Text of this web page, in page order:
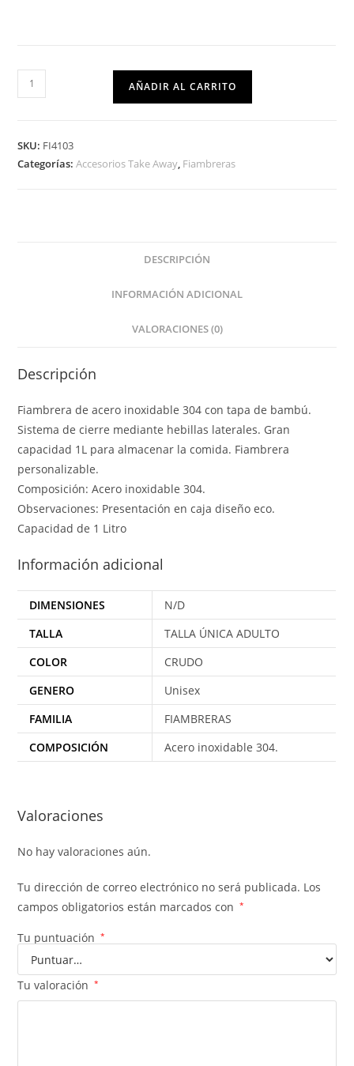
AÑADIR AL CARRITO
SKU: FI4103
Categorías:Accesorios Take Away Fiambreras
DESCRIPCIÓN
INFORMACIÓN ADICIONAL
VALORACIONES (0)
Descripción
Fiambrera de acero inoxidable 304 con tapa de bambú.
Sistema de cierre mediante hebillas laterales. Gran
capacidad 1L para almacenar la comida. Fiambrera
personalizable.
Composición: Acero inoxidable 304.
Observaciones: Presentación en caja diseño eco.
Capacidad de 1 Litro
Información adicional
DIMENSIONES
N/D
TALLA
TALLA ÚNICA ADULTO
COLOR
CRUDO
GENERO
Unisex
FAMILIA
FIAMBRERAS
COMPOSICIÓN
Acero inoxidable 304.
Valoraciones
No hay valoraciones aún.
Tu dirección de correo electrónico no será publicada. Los
campos obligatorios están marcados con
*
Tu puntuación *
Tu valoración *